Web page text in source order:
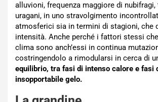
alluvioni, frequenza maggiore di
uragani, in uno stravolgimento
atmosferici sia in termini di stagioni, che
intensità. Anche perché i fattori stessi
clima sono anch’essi in continua
costringendolo a rimodularsi in cerca di
equilibrio, tra fasi di intenso calore e fasi
insopportabile gelo.